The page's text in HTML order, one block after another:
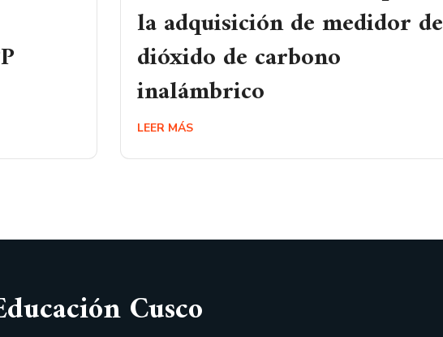
la adquisición de medidor de
dióxido de carbono
inalámbrico
LEER MÁS
Cusco